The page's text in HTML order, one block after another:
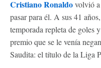
Cristiano Ronaldovolvió
pasar para él. A sus 41
temporada repleta de goles
premio que se le venía
Saudita: el título de la Liga